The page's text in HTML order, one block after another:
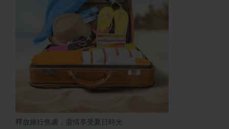
釋放旅行焦慮，盡情享受夏日時光